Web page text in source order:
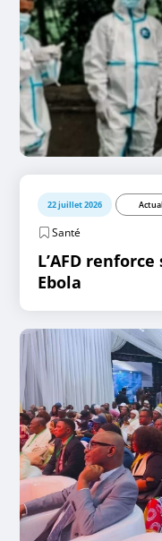
22 juillet 2026
Santé
L’AFD
Ebola